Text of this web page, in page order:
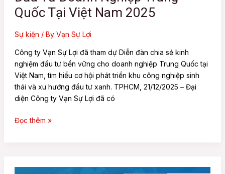
Quốc Tại Việt Nam 2025
Sự kiện / By Vạn Sự Lợi
Công ty Vạn Sự Lợi đã tham dự Diễn đàn chia sẻ kinh
nghiệm đầu tư bền vững cho doanh nghiệp Trung Quốc tại
Việt Nam, tìm hiểu cơ hội phát triển khu công nghiệp sinh
thái và xu hướng đầu tư xanh. TPHCM, 21/12/2025 – Đại
diện Công ty Vạn Sự Lợi đã có
Quốc
Tại
Việt
2025
Đọc thêm »